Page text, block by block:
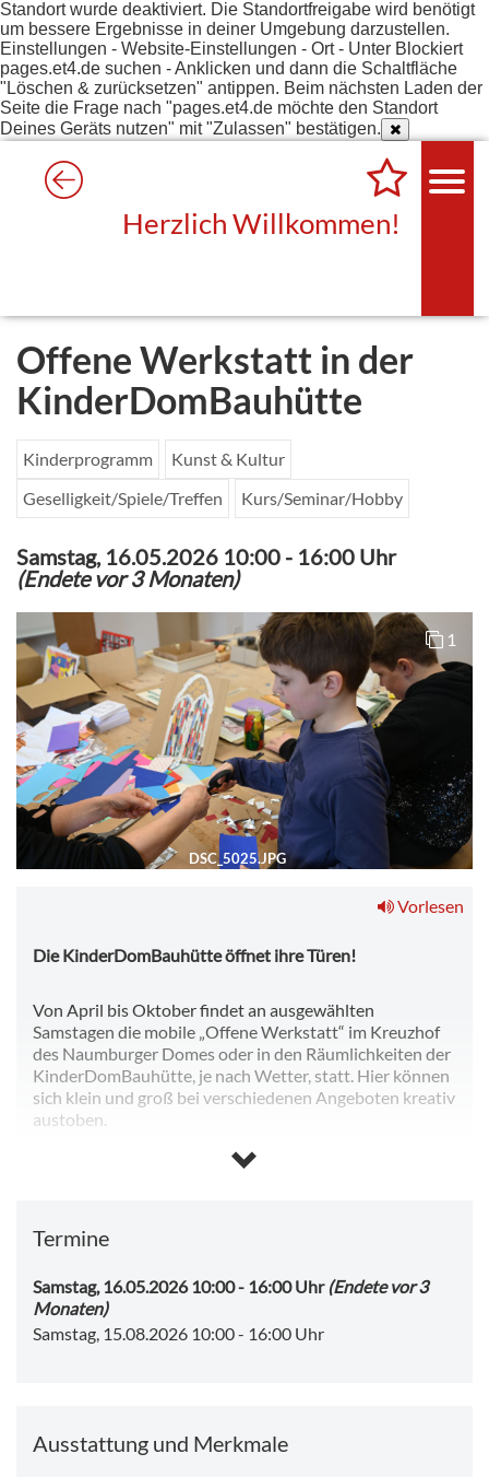
Standort wurde deaktiviert. Die Standortfreigabe wird benötigt
um bessere Ergebnisse in deiner Umgebung darzustellen.
Einstellungen - Website-Einstellungen - Ort - Unter Blockiert
pages.et4.de suchen - Anklicken und dann die Schaltfläche
"Löschen & zurücksetzen" antippen. Beim nächsten Laden der
Seite die Frage nach "pages.et4.de möchte den Standort
Deines Geräts nutzen" mit "Zulassen" bestätigen.
Herzlich Willkommen!
Offene Werkstatt in der
KinderDomBauhütte
Kinderprogramm
Kunst & Kultur
Geselligkeit/Spiele/Treffen
Kurs/Seminar/Hobby
Samstag, 16.05.2026 10:00 - 16:00 Uhr
(Endete vor 3 Monaten)
DSC_5025.JPG
1
Vorlesen
Die KinderDomBauhütte öffnet ihre Türen!
Von April bis Oktober findet an ausgewählten
Samstagen die mobile „Offene Werkstatt“ im Kreuzhof
des Naumburger Domes oder in den Räumlichkeiten der
KinderDomBauhütte, je nach Wetter, statt. Hier können
sich klein und groß bei verschiedenen Angeboten kreativ
austoben.
Die offene Werkstatt richtet sich an alle Eintritt
zahlenden Besucher des Doms, Kinder ab fünf Jahren
Papierarbeiten und Collagen, Druck, Arbeiten mit Stoff
ihre Kinder gerne begleiten, dann gibt es keine
Altersbegrenzung für die Teilnahme.
Die Offene Werkstatt findet 2026 an folgenden Tagen,
Termine
Samstag, 16.05.2026 10:00- 16:00 Uhr(Endete vor 3
Monaten)
Samstag, 15.08.2026 10:00- 16:00 Uhr
Ausstattung und Merkmale